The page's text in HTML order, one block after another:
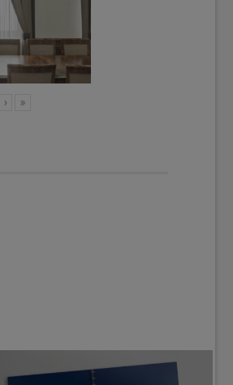
› »